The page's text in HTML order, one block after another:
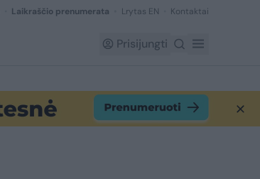
Laikraščio prenumerata Lrytas EN Kontaktai
Prisijungti